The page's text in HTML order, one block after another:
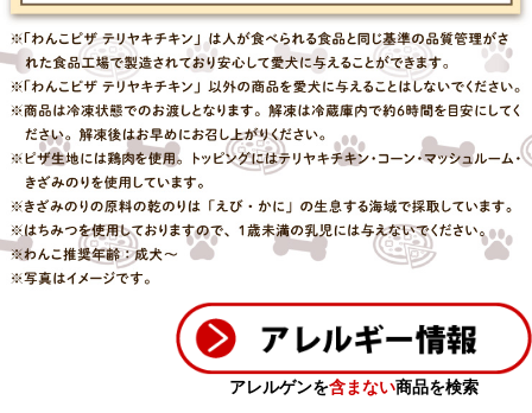
アレルゲンを含まない商品を検索